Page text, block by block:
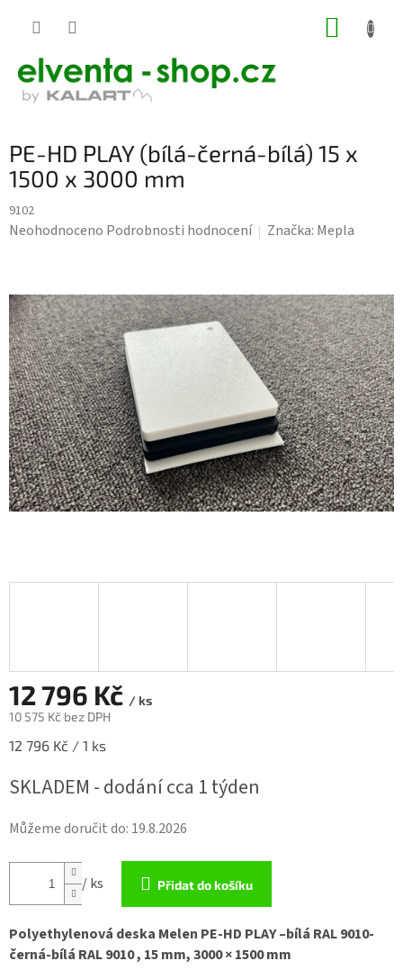
PE-HD PLAY (bílá-černá-bílá) 15 x
1500 x 3000 mm
9102
Průměrné
je
0,0
z
5
hvězdiček.
Neohodnoceno Podrobnosti hodnocení Značka: Mepla
12 796 Kč / ks
10 575 Kč bez DPH
Měrná
12 796 Kč / 1 ks
SKLADEM - dodání cca 1 týden
Můžeme doručit do: 19.8.2026
/ ks Přidat do košíku
Polyethylenová deska Melen PE-HD PLAY –bílá RAL 9010-
černá-bílá RAL 9010 , 15 mm, 3000 × 1500 mm